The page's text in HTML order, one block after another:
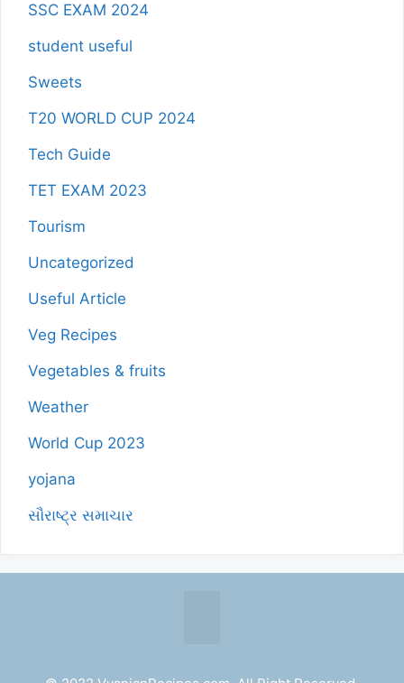
SSC EXAM 2024
student useful
Sweets
T20 WORLD CUP 2024
Tech Guide
TET EXAM 2023
Tourism
Uncategorized
Useful Article
Veg Recipes
Vegetables & fruits
Weather
World Cup 2023
yojana
સૌરાષ્ટ્ર સમાચાર